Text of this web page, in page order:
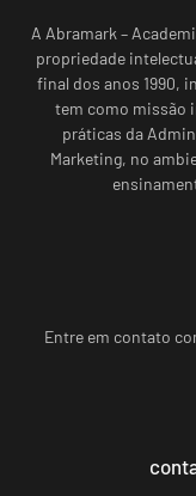
A Abramark –
propriedade
final dos anos 1990,
tem como missão
práticas da
Marketing, no
Entre em contato